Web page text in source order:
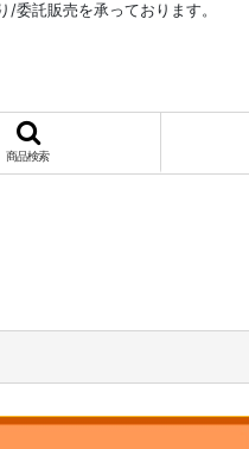
委託販売を承っております。
商品検索